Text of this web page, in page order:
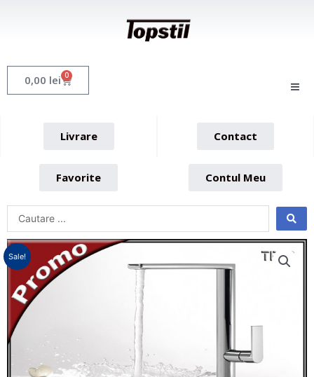
0,00 lei 0 Cart
Livrare Contact
Favorite Contul Meu
Sale!